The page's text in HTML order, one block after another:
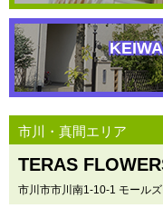
市川・真間エリア
TERAS
市川市市川南1-10-1 モール